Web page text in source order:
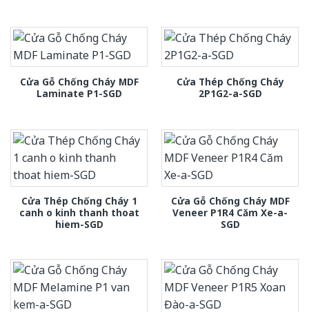
Cửa Gỗ Chống Cháy MDF
Laminate P1-SGD
Cửa Thép Chống Cháy
2P1G2-a-SGD
Cửa Thép Chống Cháy 1
canh o kinh thanh thoat
hiem-SGD
Cửa Gỗ Chống Cháy MDF
Veneer P1R4 Căm Xe-a-
SGD